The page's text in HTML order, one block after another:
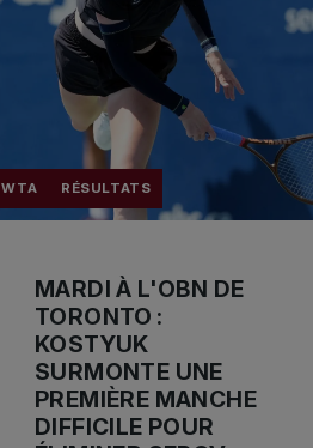
WTA RÉSULTATS
MARDI À L'OBN DE
TORONTO :
KOSTYUK
SURMONTE UNE
PREMIÈRE MANCHE
DIFFICILE POUR